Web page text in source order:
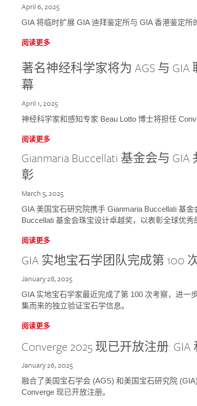
April 6, 2025
GIA 将临时扩展 GIA 迪拜鉴定所与 GIA 香港鉴定所
阅读更多
著名神经科学家将为 AGS 与 GIA
幕
April 1, 2025
神经科学家和感知专家 Beau Lotto 博士将担任
阅读更多
Gianmaria Buccellati 基金会与
彰
March 5, 2025
GIA 美国宝石研究院携手 Gianmaria Buccellati 基
Buccellati 基金会珠宝设计卓越奖，以表彰全球优秀
阅读更多
GIA 实地宝石学团队完成第 100
January 28, 2025
GIA 实地宝石学家最近完成了第 100 次考察，进一
集而来的独立验证宝石学信息。
阅读更多
Converge 2025 现已开放注册:
January 26, 2025
融合了美国宝石学会 (AGS) 和美国宝石研究院
Converge 现已开放注册。